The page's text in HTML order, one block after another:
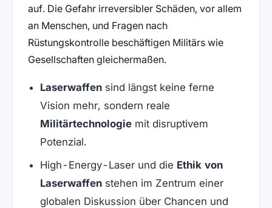
auf. Die Gefahr irreversibler Schäden, vor allem
an Menschen, und Fragen nach
Rüstungskontrolle beschäftigen Militärs wie
Gesellschaften gleichermaßen.
Laserwaffensind längst keine ferne
Vision mehr, sondern reale
Militärtechnologiemit disruptivem
Potenzial.
High-Energy-Laser und die Ethik von
Laserwaffenstehen im Zentrum einer
globalen Diskussion über Chancen und